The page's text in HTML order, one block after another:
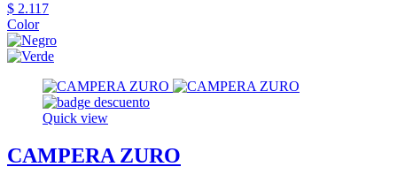
$ 2.117
Color
Quick view
CAMPERA ZURO